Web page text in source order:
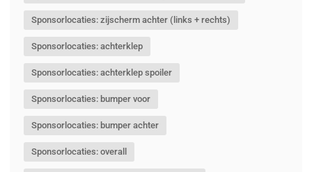
Sponsorlocaties: zijscherm achter (links + rechts)
Sponsorlocaties: achterklep
Sponsorlocaties: achterklep spoiler
Sponsorlocaties: bumper voor
Sponsorlocaties: bumper achter
Sponsorlocaties: overall